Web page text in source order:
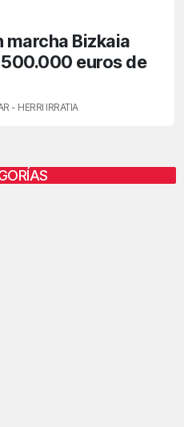
marcha Bizkaia
euros de
- HERRI IRRATIA